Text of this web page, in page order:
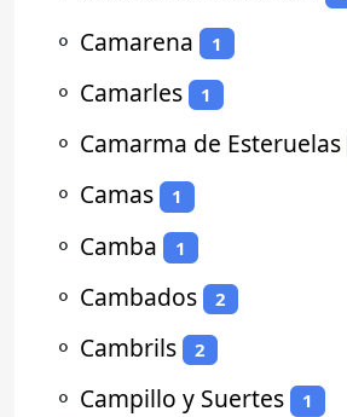
⚬ Camarena 1
⚬ Camarles 1
⚬ Camarma de Esteruelas
⚬ Camas 1
⚬ Camba 1
⚬ Cambados 2
⚬ Cambrils 2
⚬ Campillo y Suertes 1